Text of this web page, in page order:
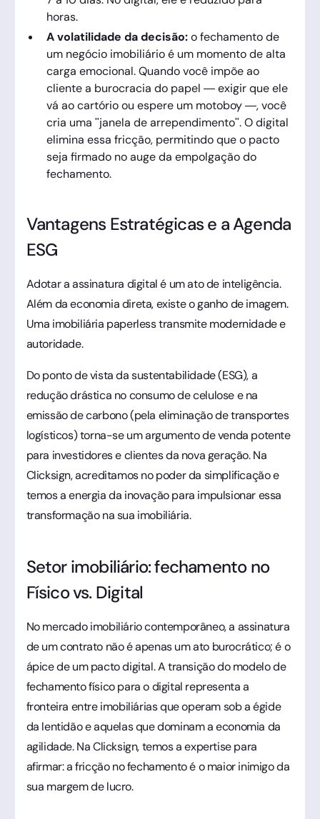
horas.
A volatilidade da decisão:o fechamento de
um negócio imobiliário é um momento de alta
carga emocional. Quando você impõe ao
cliente a burocracia do papel — exigir que ele
vá ao cartório ou espere um motoboy —, você
cria uma "janela de arrependimento". O digital
elimina essa fricção, permitindo que o pacto
seja firmado no auge da empolgação do
fechamento.
Vantagens Estratégicas e a Agenda
ESG
Adotar a assinatura digital é um ato de inteligência.
Além da economia direta, existe o ganho de imagem.
Uma imobiliária paperless transmite modernidade e
autoridade.
Do ponto de vista da sustentabilidade (ESG), a
redução drástica no consumo de celulose e na
emissão de carbono (pela eliminação de transportes
logísticos) torna-se um argumento de venda potente
para investidores e clientes da nova geração. Na
Clicksign, acreditamos no poder da simplificação e
temos a energia da inovação para impulsionar essa
transformação na sua imobiliária.
Setor imobiliário: fechamento no
Físico vs. Digital
No mercado imobiliário contemporâneo, a assinatura
de um contrato não é apenas um ato burocrático; é o
ápice de um pacto digital. A transição do modelo de
fechamento físico para o digital representa a
fronteira entre imobiliárias que operam sob a égide
da lentidão e aquelas que dominam a economia da
agilidade. Na Clicksign, temos a expertise para
afirmar: a fricção no fechamento é o maior inimigo da
sua margem de lucro.